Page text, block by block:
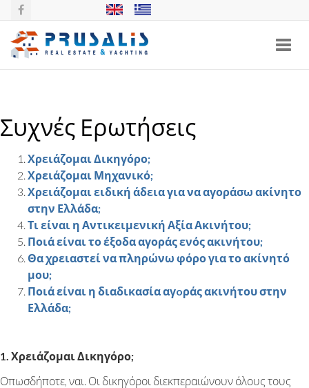
Συχνές Ερωτήσεις
Χρειάζομαι Δικηγόρο;
Χρειάζομαι Μηχανικό;
Χρειάζομαι ειδική άδεια για να αγοράσω ακίνητο
στην Ελλάδα;
Τι είναι η Αντικειμενική Αξία Ακινήτου;
Ποιά είναι το έξοδα αγοράς ενός ακινήτου;
Θα χρειαστεί να πληρώνω φόρο για το ακίνητό
μου;
Ποιά είναι η διαδικασία αγoράς ακινήτου στην
Ελλάδα;
1. Χρειάζομαι Δικηγόρο;
Οπωσδήποτε, ναι. Οι δικηγόροι διεκπεραιώνουν όλους τους